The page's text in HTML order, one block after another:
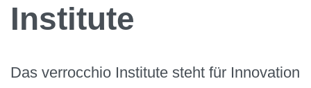
Institute
Das verrocchio Institute steht für Innovation